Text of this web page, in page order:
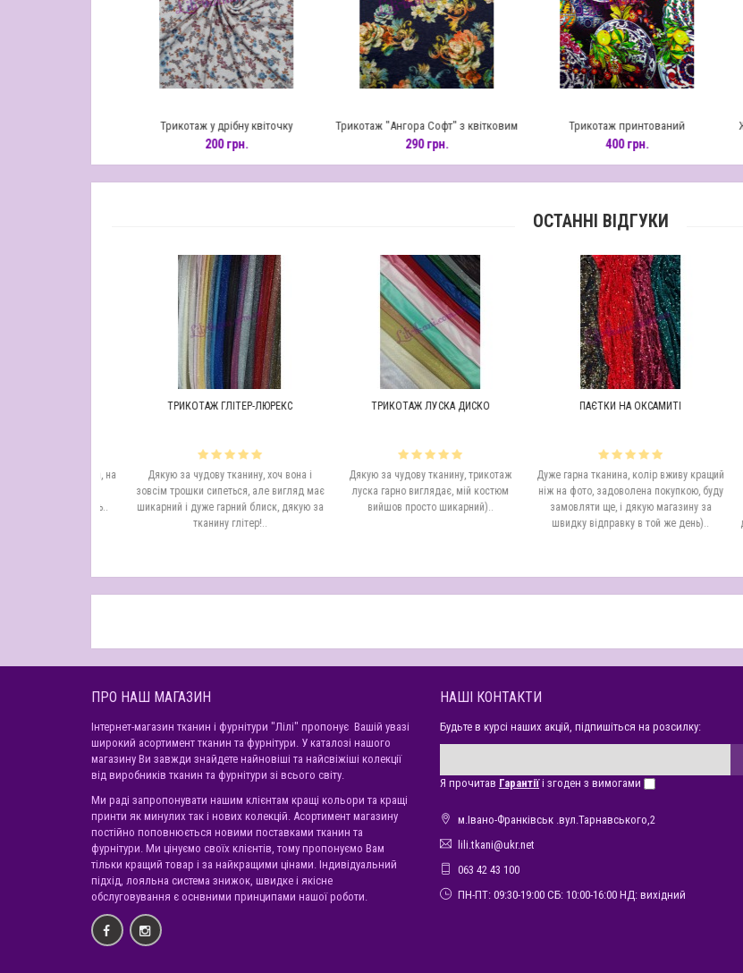
Трикотаж у дрібну квіточку
200 грн.
Трикотаж "Ангора Софт" з квітковим
принтом
290 грн.
Трикотаж принтований
400 грн.
ОСТАННІ ВІДГУКИ
ТРИКОТАЖ ГЛІТЕР-ЛЮРЕКС
Дякую за чудову тканину, хоч вона і
зовсім трошки сипеться, але вигляд має
шикарний і дуже гарний блиск, дякую за
тканину глітер!..
ТРИКОТАЖ ЛУСКА ДИСКО
Дякую за чудову тканину, трикотаж
луска гарно виглядає, мій костюм
вийшов просто шикарний)..
ПАЄТКИ НА ОКСАМИТІ
Дуже гарна тканина, колір вживу кращий
ніж на фото, задоволена покупкою, буду
замовляти ще, і дякую магазину за
швидку відправку в той же день)..
ПРО НАШ МАГАЗИН
Інтернет-магазин тканин і фурнітури "Лілі" пропонує Вашій увазі
широкий асортимент тканин та фурнітури. У каталозі нашого
магазину Ви завжди знайдете найновіші та найсвіжіші колекції
від виробників тканин та фурнітури зі всього світу.
Ми раді запропонувати нашим клієнтам кращі кольори та кращі
принти як минулих так і нових колекцій. Асортимент магазину
постійно поповнюється новими поставками тканин та
фурнітури. Ми цінуємо своїх клієнтів, тому пропонуємо Вам
тільки кращий товар і за найкращими цінами. Індивідуальний
підхід, лояльна система знижок, швидке і якісне
обслуговування є оснвними принципами нашої роботи.
НАШІ КОНТАКТИ
Будьте в курсі наших акцій, підпишіться на розсилку:
Я прочитав Гарантіїі згоден з вимогами
м.Івано-Франківськ .вул.Тарнавського,2
lili.tkani@ukr.net
063 42 43 100
ПН-ПТ: 09:30-19:00 СБ: 10:00-16:00 НД: вихідний